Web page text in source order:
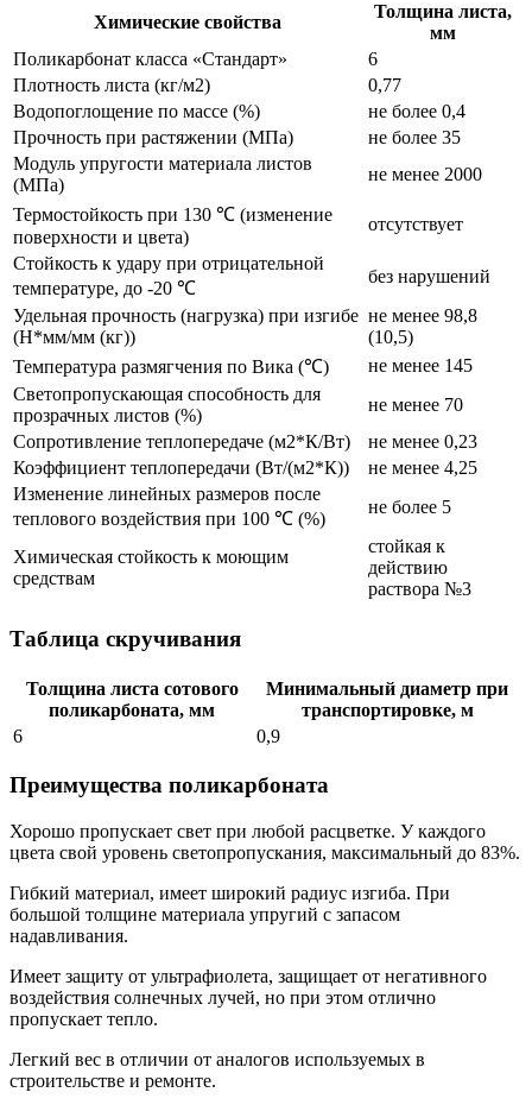
Химические свойства
Толщина листа,
мм
Поликарбонат класса «Стандарт»
6
Плотность листа (кг/м2)
0,77
Водопоглощение по массе (%)
не более 0,4
Прочность при растяжении (МПа)
не более 35
Модуль упругости материала листов
(МПа)
не менее 2000
Термостойкость при 130 ℃ (изменение
поверхности и цвета)
отсутствует
Стойкость к удару при отрицательной
температуре, до -20 ℃
без нарушений
Удельная прочность (нагрузка) при изгибе
(Н*мм/мм (кг))
не менее 98,8
(10,5)
Температура размягчения по Вика (℃)
не менее 145
Светопропускающая способность для
прозрачных листов (%)
не менее 70
Сопротивление теплопередаче (м2*К/Вт)
не менее 0,23
Коэффициент теплопередачи (Вт/(м2*К))
не менее 4,25
Изменение линейных размеров после
теплового воздействия при 100 ℃ (%)
не более 5
Химическая стойкость к моющим
средствам
стойкая к
действию
раствора №3
Таблица скручивания
Толщина листа сотового
поликарбоната, мм
Минимальный диаметр при
транспортировке, м
6
0,9
Преимущества поликарбоната
Хорошо пропускает свет при любой расцветке. У каждого
цвета свой уровень светопропускания, максимальный до 83%.
Гибкий материал, имеет широкий радиус изгиба. При
большой толщине материала упругий с запасом
надавливания.
Имеет защиту от ультрафиолета, защищает от негативного
воздействия солнечных лучей, но при этом отлично
пропускает тепло.
Легкий вес в отличии от аналогов используемых в
строительстве и ремонте.